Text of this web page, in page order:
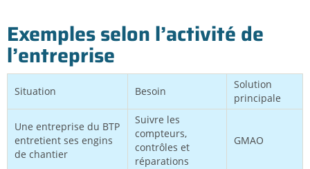
Exemples selon l’activité de
l’entreprise
Situation Besoin
Solution
principale
Une entreprise du BTP
entretient ses engins
de chantier
Suivre les
compteurs,
contrôles et
réparations
GMAO